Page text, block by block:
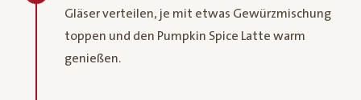
Gläser verteilen, je mit etwas Gewürzmischung
toppen und den Pumpkin Spice Latte warm
genießen.